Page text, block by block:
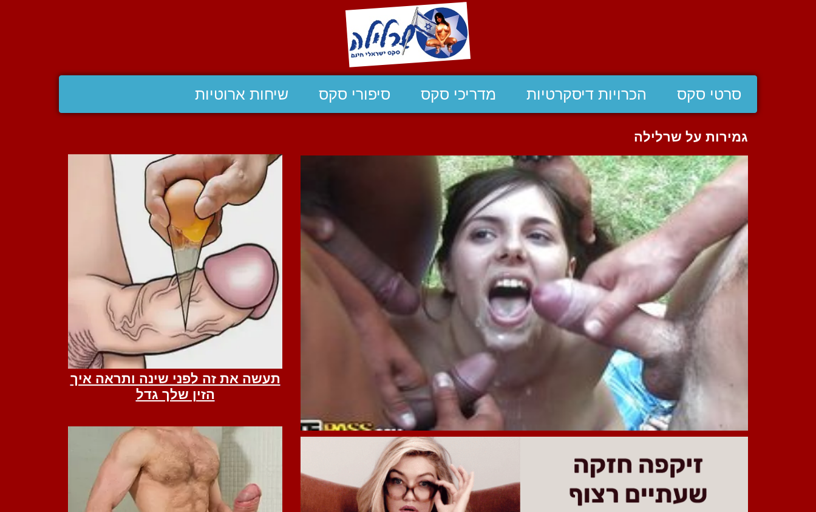
סרטי סקס הכרויות דיסקרטיות מדריכי סקס סיפורי סקס שיחות ארוטיות
גמירות על שרלילה